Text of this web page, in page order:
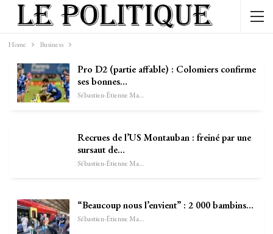
Home Business
Pro D2 (partie affable) : Colomiers confirme
ses bonnes…
Sébastien-Étienne Marechal
Recrues de l’US Montauban : freiné par une
sursaut de…
Sébastien-Étienne Marechal
“Beaucoup nous l’envient” : 2 000 bambins…
Sébastien-Étienne Marechal